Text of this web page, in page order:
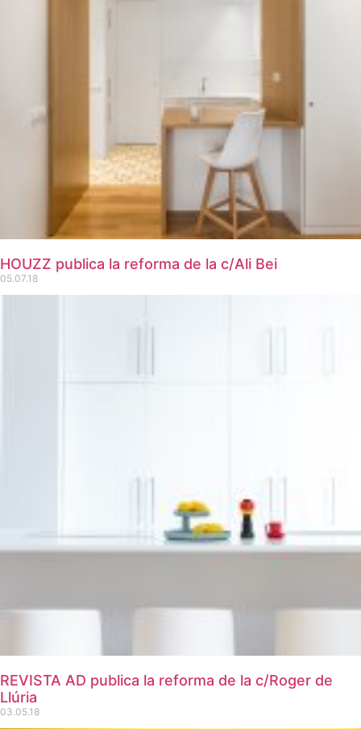
HOUZZ publica la reforma de la c/Ali Bei
05.07.18
REVISTA AD publica la reforma de la c/Roger de
Llúria
03.05.18